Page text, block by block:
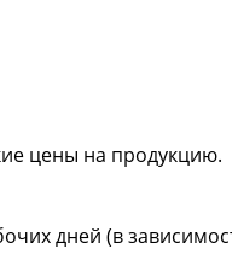
цены на продукцию.
дней (в